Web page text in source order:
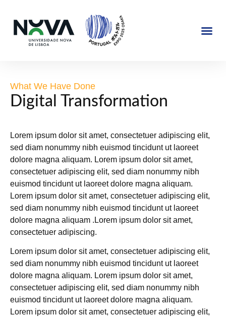
What We Have Done
Digital Transformation
Lorem ipsum dolor sit amet, consectetuer adipiscing elit,
sed diam nonummy nibh euismod tincidunt ut laoreet
dolore magna aliquam. Lorem ipsum dolor sit amet,
consectetuer adipiscing elit, sed diam nonummy nibh
euismod tincidunt ut laoreet dolore magna aliquam.
Lorem ipsum dolor sit amet, consectetuer adipiscing elit,
sed diam nonummy nibh euismod tincidunt ut laoreet
dolore magna aliquam .Lorem ipsum dolor sit amet,
consectetuer adipiscing.
Lorem ipsum dolor sit amet, consectetuer adipiscing elit,
sed diam nonummy nibh euismod tincidunt ut laoreet
dolore magna aliquam. Lorem ipsum dolor sit amet,
consectetuer adipiscing elit, sed diam nonummy nibh
euismod tincidunt ut laoreet dolore magna aliquam.
Lorem ipsum dolor sit amet, consectetuer adipiscing elit,